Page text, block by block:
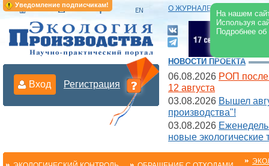
Уведомление подписчикам!
На нашем
Используя
Подробнее
О ЖУРНАЛЕ |
Вход Регистрация
НОВОСТИ ПРОЕКТА
06.08.2026 РОП после
12 августа
03.08.2026 Вышел
производства"!
03.08.2026
новые экологические